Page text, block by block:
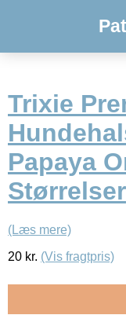
Trixie
Papaya
Størrelser
(Læs mere)
20 kr. (Vis fragtpris)